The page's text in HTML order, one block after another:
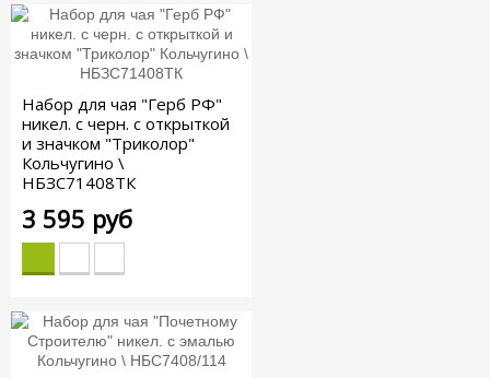
Набор для чая "Герб РФ"
никел. с черн. с открыткой
и значком "Триколор"
Кольчугино \
НБЗС71408ТК
3 595 руб